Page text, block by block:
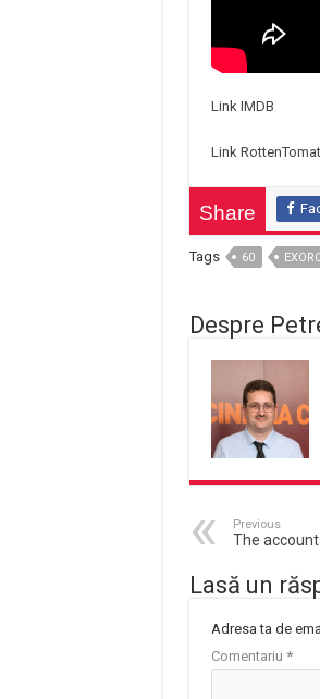
Link IMDB
Link
Share
Tags 60
Despre
Previous
The
Lasă un
Adresa ta de
Comentariu *